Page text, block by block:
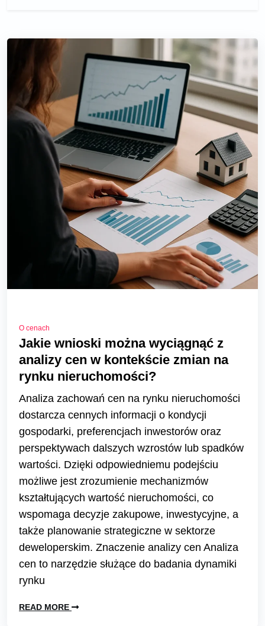
O cenach
Jakie wnioski można wyciągnąć z
analizy cen w kontekście zmian na
rynku nieruchomości?
Analiza zachowań cen na rynku nieruchomości
dostarcza cennych informacji o kondycji
gospodarki, preferencjach inwestorów oraz
perspektywach dalszych wzrostów lub spadków
wartości. Dzięki odpowiedniemu podejściu
możliwe jest zrozumienie mechanizmów
kształtujących wartość nieruchomości, co
wspomaga decyzje zakupowe, inwestycyjne, a
także planowanie strategiczne w sektorze
deweloperskim. Znaczenie analizy cen Analiza
cen to narzędzie służące do badania dynamiki
rynku
READ MORE